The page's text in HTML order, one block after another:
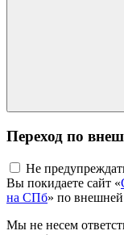
Переход по
Не
Вы покидаете сайт «
на СПб» по
Мы не несем